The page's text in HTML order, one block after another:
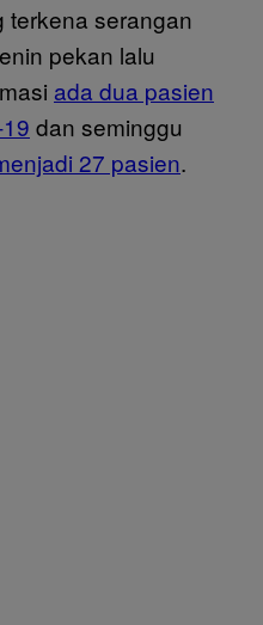
terkena serangan
pekan lalu
ada dua pasien
dan seminggu
27 pasien.